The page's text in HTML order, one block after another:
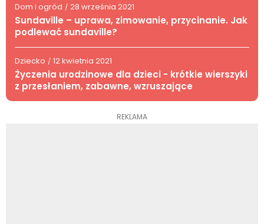
Dom i ogród / 28 września 2021
Sundaville – uprawa, zimowanie, przycinanie. Jak
podlewać sundaville?
Dziecko / 12 kwietnia 2021
Życzenia urodzinowe dla dzieci - krótkie wierszyki
z przesłaniem, zabawne, wzruszające
REKLAMA